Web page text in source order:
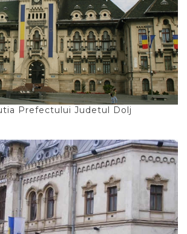
Prefectului Judetul Dolj